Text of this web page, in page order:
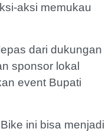
aksi memukau
dari dukungan
sponsor lokal
event Bupati
ini bisa menjadi